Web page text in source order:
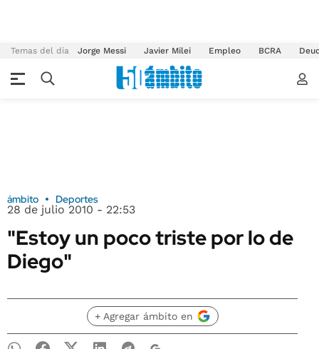
Temas del día Jorge Messi Javier Milei Empleo BCRA
ámbito Deportes
28 de julio 2010 - 22:53
"Estoy un poco triste por lo de
Diego"
+ Agregar ámbito en